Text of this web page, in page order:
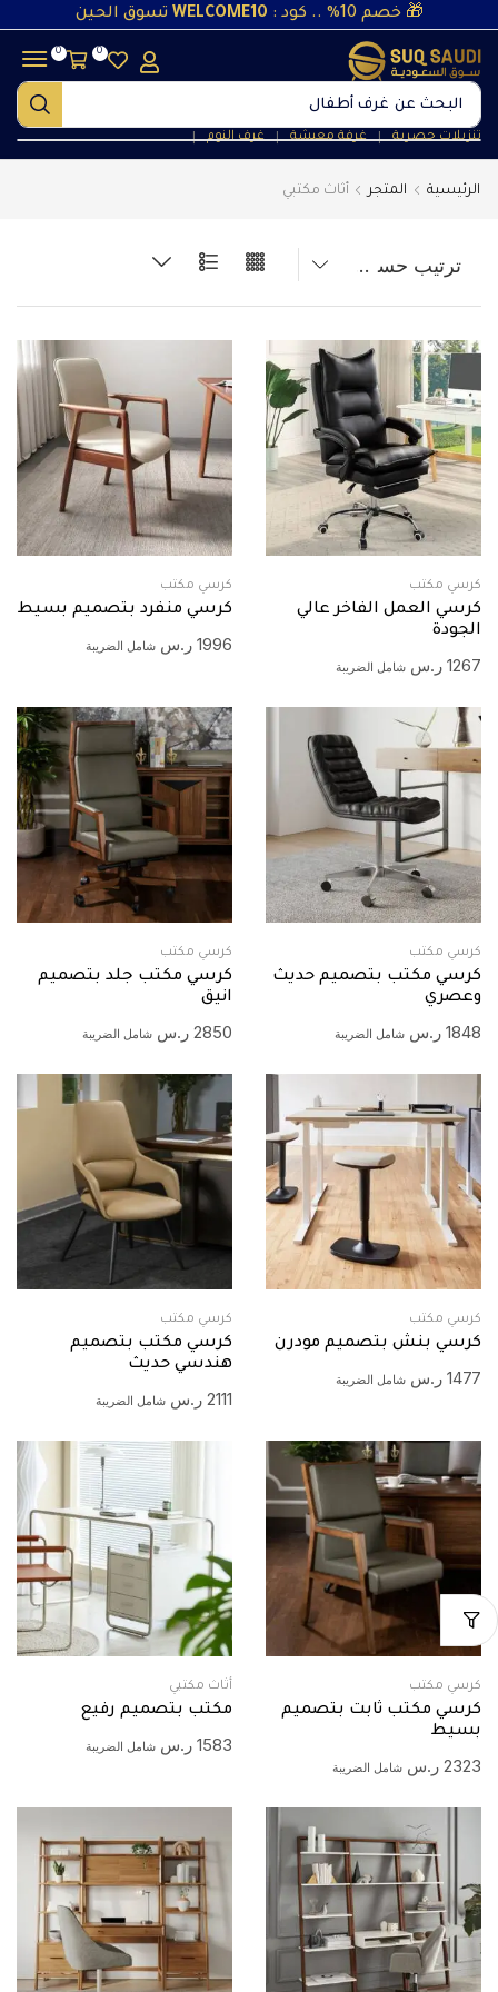
🎁 خصم 10% .. كود : WELCOME10 تسوق الحين
البحث عن غرف أطفال
تنزيلات حصرية ❘ غرفة معيشة ❘ غرف النوم ❘
0
0
الرئيسية المتجر أثاث مكتبي
كرسي مكتب
كرسي العمل الفاخر عالي
الجودة
1267 ر.س شامل الضريبة
كرسي مكتب
كرسي منفرد بتصميم بسيط
1996 ر.س شامل الضريبة
كرسي مكتب
كرسي مكتب بتصميم حديث
وعصري
1848 ر.س شامل الضريبة
كرسي مكتب
كرسي مكتب جلد بتصميم
انيق
2850 ر.س شامل الضريبة
كرسي مكتب
كرسي بنش بتصميم مودرن
1477 ر.س شامل الضريبة
كرسي مكتب
كرسي مكتب بتصميم
هندسي حديث
2111 ر.س شامل الضريبة
كرسي مكتب
كرسي مكتب ثابت بتصميم
بسيط
2323 ر.س شامل الضريبة
أثاث مكتبي
مكتب بتصميم رفيع
1583 ر.س شامل الضريبة